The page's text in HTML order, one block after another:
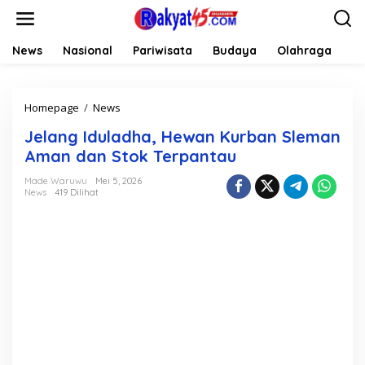
News Nasional Pariwisata Budaya Olahraga
Homepage / News
l
a
n
g
Jelang Iduladha, Hewan Kurban Sleman
Aman dan Stok Terpantau
Made Waruwu
Mei 5, 2026
News
419 Dilihat